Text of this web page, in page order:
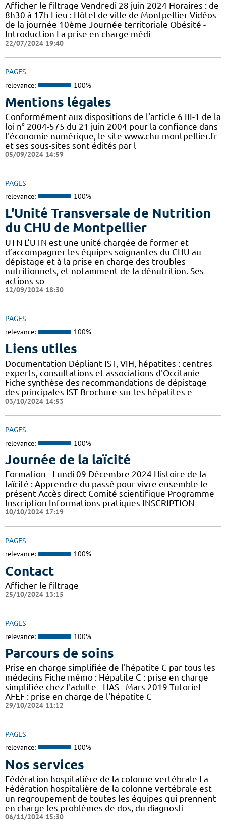
Afficher le filtrage Vendredi 28 juin 2024 Horaires : de
8h30 à 17h Lieu : Hôtel de ville de Montpellier Vidéos
de la journée 10ème Journée territoriale Obésité -
Introduction La prise en charge médi
22/07/2024 19:40
PAGES
relevance: 100%
Mentions légales
Conformément aux dispositions de l'article 6 III-1 de la
loi n° 2004-575 du 21 juin 2004 pour la confiance dans
l'économie numérique, le site www.chu-montpellier.fr
et ses sous-sites sont édités par l
05/09/2024 14:59
PAGES
relevance: 100%
L'Unité Transversale de Nutrition
du CHU de Montpellier
UTN L’UTN est une unité chargée de former et
d’accompagner les équipes soignantes du CHU au
dépistage et à la prise en charge des troubles
nutritionnels, et notamment de la dénutrition. Ses
actions so
12/09/2024 18:30
PAGES
relevance: 100%
Liens utiles
Documentation Dépliant IST, VIH, hépatites : centres
experts, consultations et associations d'Occitanie
Fiche synthèse des recommandations de dépistage
des principales IST Brochure sur les hépatites e
03/10/2024 14:53
PAGES
relevance: 100%
Journée de la laïcité
Formation - Lundi 09 Décembre 2024 Histoire de la
laïcité : Apprendre du passé pour vivre ensemble le
présent Accès direct Comité scientifique Programme
Inscription Informations pratiques ​INSCRIPTION
10/10/2024 17:19
PAGES
relevance: 100%
Contact
Afficher le filtrage
25/10/2024 13:15
PAGES
relevance: 100%
Parcours de soins
Prise en charge simplifiée de l'hépatite C par tous les
médecins Fiche mémo : Hépatite C : prise en charge
simplifiée chez l'adulte - HAS - Mars 2019 Tutoriel
AFEF : prise en charge de l'hépatite C
29/10/2024 11:12
PAGES
relevance: 100%
Nos services
Fédération hospitalière de la colonne vertébrale La
Fédération hospitalière de la colonne vertébrale est
un regroupement de toutes les équipes qui prennent
en charge les problèmes de dos, du diagnosti
06/11/2024 15:30